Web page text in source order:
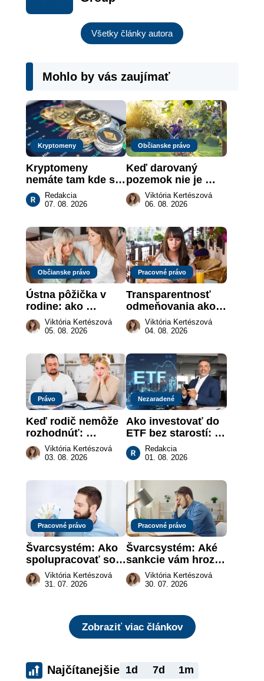
Všetky články autora
Mohlo by vás zaujímať
Kryptomeny
Kryptomeny
nemáte tam kde si
myslíte: Viete, kde
sa naozaj
Redakcia
07. 08. 2026
Občianske právo
Keď darovaný
pozemok nie je
„hotová vec“: kedy
môže darca žiadať
Viktória Kertészová
06. 08. 2026
Občianske právo
Ústna pôžička v
rodine: ako
vymôcť peniaze,
keď na papieri nie
Viktória Kertészová
05. 08. 2026
Pracovné právo
Transparentnosť
odmeňovania ako
právna povinnosť:
revolúcia na
práce
Viktória Kertészová
04. 08. 2026
Právo
Keď rodič nemôže
rozhodnúť:
nahradenie prejavu
vôle súdom v
Viktória Kertészová
03. 08. 2026
Nezaradené
Ako investovať do
ETF bez starostí:
Investičné plány,
ktoré urobia prácu
Redakcia
01. 08. 2026
Pracovné právo
Švarcsystém: Ako
spolupracovať so
živnostníkom
legálne a bez
Viktória Kertészová
31. 07. 2026
Pracovné právo
Švarcsystém: Aké
sankcie vám hrozia
a prečo nestačí
zaplatiť pokutu?
Viktória Kertészová
30. 07. 2026
Zobraziť viac článkov
Najčítanejšie 1d 7d 1m